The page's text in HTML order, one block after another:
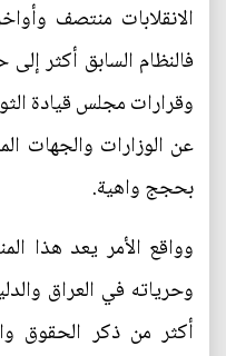
الانقلابات منتصف
فالنظام السابق أكثر
وقرارات مجلس قيادة
عن الوزارات والجهات
بحجج واهية.
وواقع الأمر يعد هذا
أكثر من ذكر الحقوق